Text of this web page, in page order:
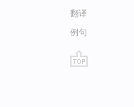
翻译
例句